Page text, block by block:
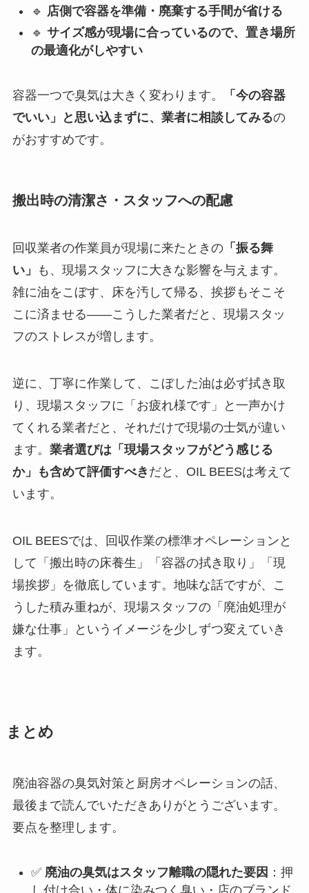
🔹 店側で容器を準備・廃棄する手間が省ける
🔹 サイズ感が現場に合っているので、置き場所
の最適化がしやすい
容器一つで臭気は大きく変わります。
「今の容器
でいい」と思い込まずに、業者に相談してみるの
がおすすめです。
搬出時の清潔さ・スタッフへの配慮
回収業者の作業員が現場に来たときの「振る舞
い」
も、現場スタッフに大きな影響を与えます。
雑に油をこぼす、床を汚して帰る、挨拶もそこそ
こに済ませる——こうした業者だと、現場スタッ
フのストレスが増します。
逆に、丁寧に作業して、こぼした油は必ず拭き取
り、現場スタッフに「お疲れ様です」と一声かけ
てくれる業者だと、それだけで現場の士気が違い
ます。 業者選びは「現場スタッフがどう感じる
か」も含めて評価すべき だと、OIL BEESは考えて
います。
OIL BEESでは、回収作業の標準オペレーションと
して「搬出時の床養生」「容器の拭き取り」「現
場挨拶」を徹底しています。地味な話ですが、こ
うした積み重ねが、現場スタッフの「廃油処理が
嫌な仕事」というイメージを少しずつ変えていき
ます。
まとめ
廃油容器の臭気対策と厨房オペレーションの話、
最後まで読んでいただきありがとうございます。
要点を整理します。
✅ 廃油の臭気はスタッフ離職の隠れた要因 ：押
し付け合い・体に染みつく臭い・店のブランド